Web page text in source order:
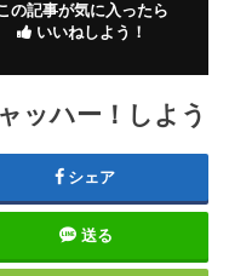
の記事が気に入ったら
いいねしよう！
ッハー！しよう
シェア
送る